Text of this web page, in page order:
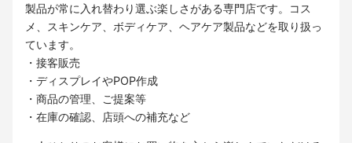
製品が常に入れ替わり選ぶ楽しさがある専門店です。コス
メ、スキンケア、ボディケア、ヘアケア製品などを取り扱っ
ています。
・接客販売
・ディスプレイやPOP作成
・商品の管理、ご提案等
・在庫の確認、店頭への補充など